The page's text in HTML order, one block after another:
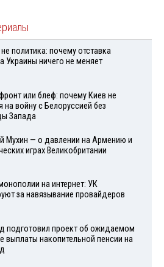
политика: почему отставка
Украины ничего не меняет
или блеф: почему Киев не
на войну с Белоруссией без
Запада
Мухин — о давлении на Армению и
играх Великобритании
на интернет: УК
за навязывание провайдеров
подготовил проект об ожидаемом
выплаты накопительной пенсии на